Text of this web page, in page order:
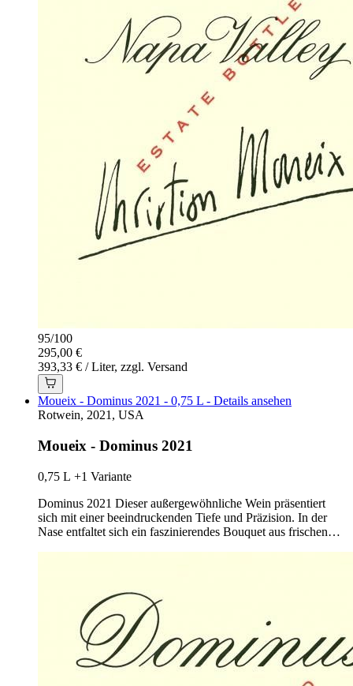
95/100
295,00 €
393,33 € / Liter, zzgl. Versand
Moueix - Dominus 2021 - 0,75 L - Details ansehen
Rotwein, 2021, USA
Moueix - Dominus 2021
0,75 L +1 Variante
Dominus 2021 Dieser außergewöhnliche Wein präsentiert
sich mit einer beeindruckenden Tiefe und Präzision. In der
Nase entfaltet sich ein faszinierendes Bouquet aus frischen…